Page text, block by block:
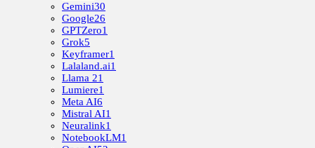
Gemini30
Google26
GPTZero1
Grok5
Keyframer1
Lalaland.ai1
Llama 21
Lumiere1
Meta AI6
Mistral AI1
Neuralink1
NotebookLM1